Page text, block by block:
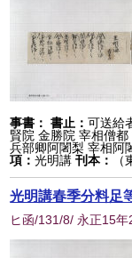
事書： 書止：可送給
賢院 金勝院 宰相僧
兵部卿阿闍梨 宰相阿
項：光明講刊本：
光明講春季分料足
ヒ函/131/8/ 永正15年